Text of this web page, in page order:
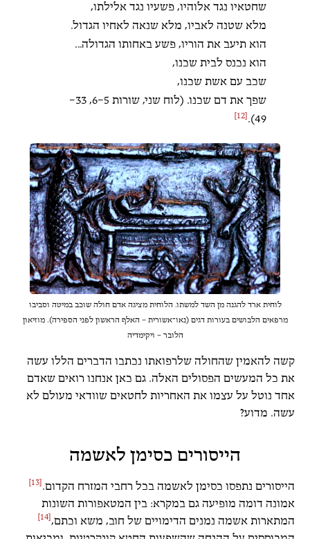
שחטאיו נגד אלוהיו, פשעיו נגד אלילתו,
מלא שטנה לאביו, מלא שנאה לאחיו הגדול.
הוא תיעב את הוריו, פשע באחותו הגדולה...
הוא נכנס לבית שכנו,
שכב עם אשת שכנו,
שפך את דם שכנו. (לוח שני, שורות 5–6, 33–
49).
[12]
לוחית ארד להגנה מן השד למשתו. הלוחית מציגה אדם חולה שוכב במיטה וסביבו
מרפאים הלבושים בעורות דגים (נאו־אשורית – האלף הראשון לפני הספירה). מוזיאון
הלובר – ויקימדיה
קשה להאמין שהחולה שלרפואתו נכתבו הדברים הללו עשה
את כל המעשים הפסולים האלה. גם כאן אנחנו רואים שאדם
אחד נוטל על עצמו את האחריות לחטאים שוודאי מעולם לא
עשה. מדוע?
הייסורים כסימן לאשמה
הייסורים נתפסו כסימן לאשמה בכל רחבי המזרח הקדום. [13]
אמונה דומה מופיעה גם במקרא: בין המטאפורות השונות
המתארות אשמה נמנים הדימויים של חוב, משא וכתם,[14]